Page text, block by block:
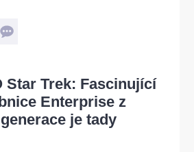
Star Trek: Fascinující
Enterprise z
je tady